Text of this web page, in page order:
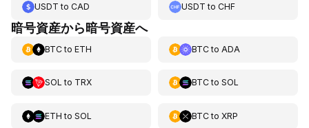
USDT to CAD USDT toCHF
暗号資産から暗号資産へ
BTCto ETH BTCto ADA
SOL to TRX BTCto SOL
ETH to SOL BTCto XRP